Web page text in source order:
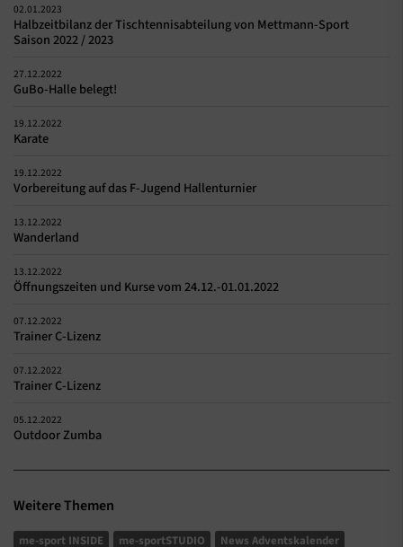
02.01.2023
Halbzeitbilanz der Tischtennisabteilung von Mettmann-Sport
Saison 2022 / 2023
27.12.2022
GuBo-Halle belegt!
19.12.2022
Karate
19.12.2022
Vorbereitung auf das F-Jugend Hallenturnier
13.12.2022
Wanderland
13.12.2022
Öffnungszeiten und Kurse vom 24.12.-01.01.2022
07.12.2022
Trainer C-Lizenz
07.12.2022
Trainer C-Lizenz
05.12.2022
Outdoor Zumba
Weitere Themen
me-sport INSIDE me-sportSTUDIO News Adventskalender